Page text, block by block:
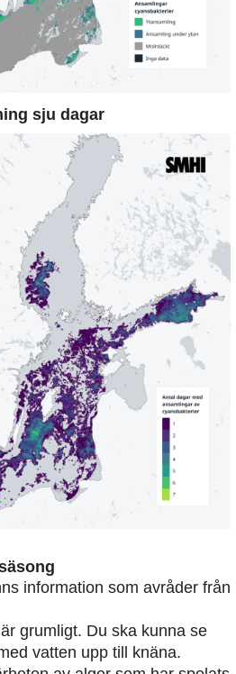
sju dagar
information som avråder från
grumligt. Du ska kunna se
vatten upp till knäna.